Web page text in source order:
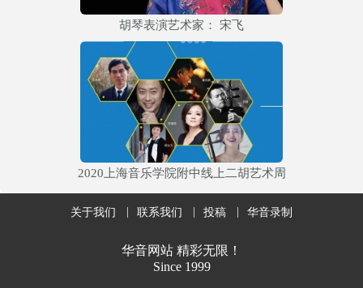
胡琴表演艺术家： 宋飞
2020上海音乐学院附中线上二胡艺术周
关于我们 联系我们 投稿 华音录制
华音网站 精彩无限！
Since 1999